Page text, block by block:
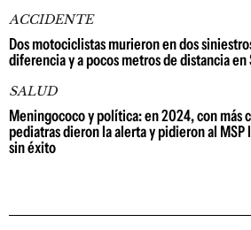
ACCIDENTE
Dos motociclistas murieron en dos
diferencia y a pocos metros de distancia en
SALUD
Meningococo y política: en 2024, con más
pediatras dieron la alerta y pidieron al
sin éxito